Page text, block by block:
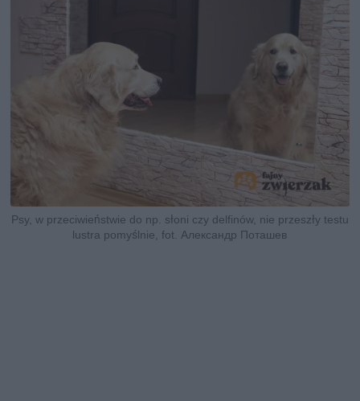
Psy, w przeciwieństwie do np. słoni czy delfinów, nie przeszły testu
lustra pomyślnie, fot. Александр Поташев